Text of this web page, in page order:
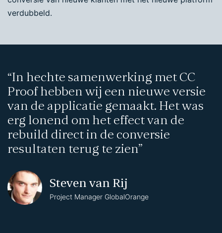
verdubbeld.
“In hechte samenwerking met CC
Proof hebben wij een nieuwe versie
van de applicatie gemaakt. Het was
erg lonend om het effect van de
rebuild direct in de conversie
resultaten terug te zien”
Steven van Rij
Project Manager GlobalOrange